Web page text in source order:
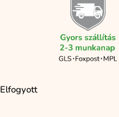
Elfogyott